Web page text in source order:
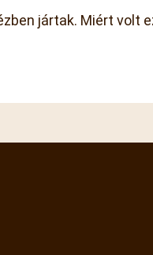
jártak. Miért volt